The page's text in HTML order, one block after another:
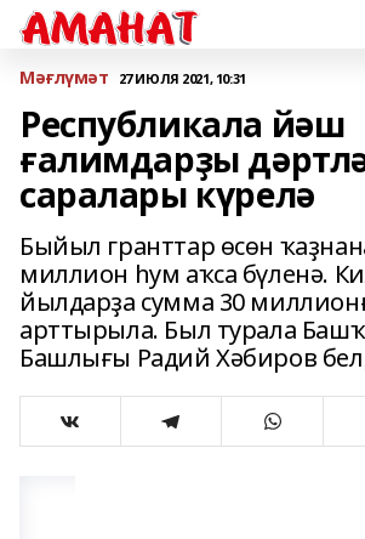
Мәғлүмәт 27 ИЮЛЯ 2021, 10:31
Республикала йәш
ғалимдарҙы
саралары күрелә
Быйыл гранттар өсөн
миллион һум аҡса бүленә.
йылдарҙа сумма 30
арттырыла. Был турала
Башлығы Радий Хәбиров